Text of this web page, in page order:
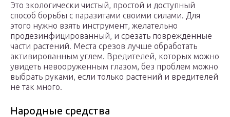
Это экологически чистый, простой и доступный
способ борьбы с паразитами своими силами. Для
этого нужно взять инструмент, желательно
продезинфицированный, и срезать поврежденные
части растений. Места срезов лучше обработать
активированным углем. Вредителей, которых можно
увидеть невооруженным глазом, без проблем можно
выбрать руками, если только растений и вредителей
не так много.
Народные средства